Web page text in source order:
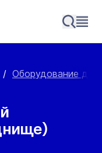
/ Оборудование для